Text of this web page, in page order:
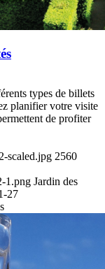
types de billets
planifier votre visite
de profiter
scaled.jpg 2560
1.png Jardin des
27